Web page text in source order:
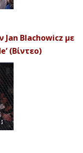
Blachowicz με
(Βίντεο)